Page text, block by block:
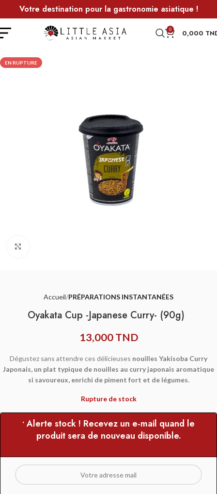
Votre destination pour la gastronomie asiatique !
0 0,000
EN RUPTURE
Accueil PRÉPARATIONS INSTANTANÉES
Oyakata Cup -Japanese Curry- (90g)
13,000TND
Dégustez sans attendre ces délicieuses nouilles Yakisoba Curry
Japonais, un plat typique de nouilles au curry japonais aromatique
si savoureux, enrichi de piment fort et de légumes.
Rupture de stock
• Alerte stock ! Recevez un e-mail quand le
produit sera de nouveau disponible.